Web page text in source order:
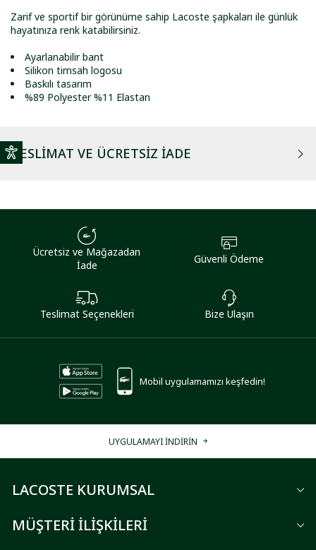
Zarif ve sportif bir görünüme sahip Lacoste şapkaları ile günlük
hayatınıza renk katabilirsiniz.
Ayarlanabilir bant
Silikon timsah logosu
Baskılı tasarım
%89 Polyester %11 Elastan
TESLIMAT VE ÜCRETSIZ İADE
Ücretsiz ve Mağazadan
İade
Güvenli Ödeme
Teslimat Seçenekleri Bize Ulaşın
Mobil uygulamamızı keşfedin!
UYGULAMAYI İNDİRİN
LACOSTE KURUMSAL
MÜŞTERİ İLİŞKİLERİ